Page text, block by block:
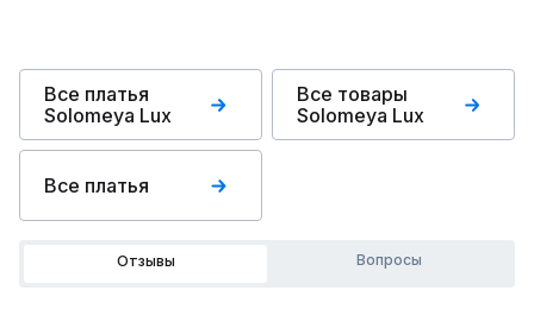
Все платья
Solomeya Lux
Все товары
Solomeya Lux
Все платья
Отзывы Вопросы